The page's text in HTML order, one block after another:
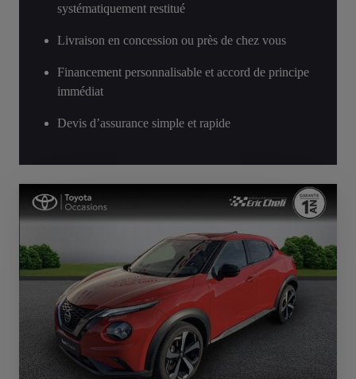
systématiquement restitué
Livraison en concession ou près de chez vous
Financement personnalisable et accord de principe
immédiat
Devis d’assurance simple et rapide